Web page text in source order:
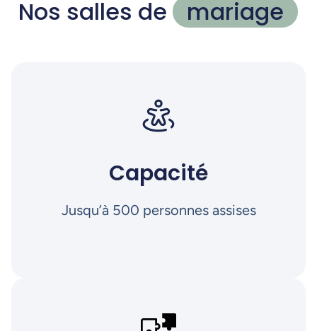
Nos salles de mariage
Capacité
Jusqu’à 500 personnes assises